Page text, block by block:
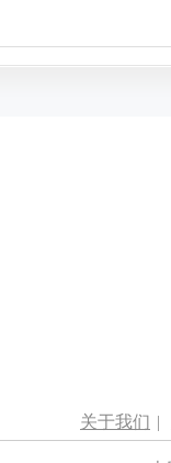
关于我们 |